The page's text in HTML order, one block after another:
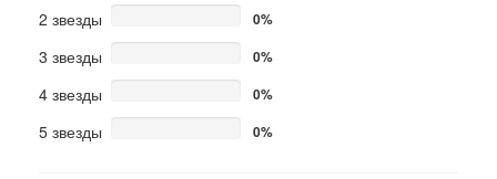
2 звезды 0%
3 звезды 0%
4 звезды 0%
5 звезды 0%